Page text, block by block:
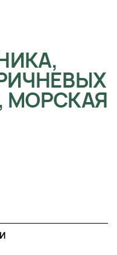
МОРСКАЯ